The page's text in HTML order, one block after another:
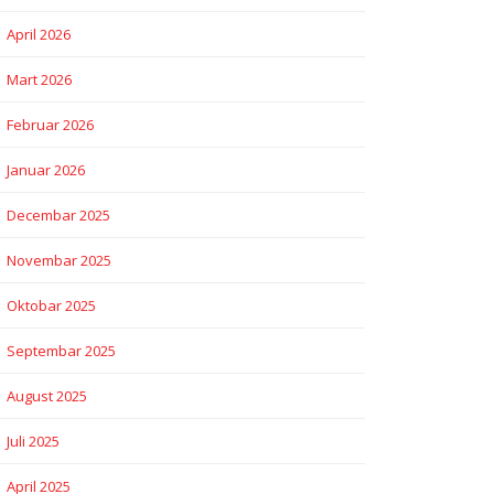
April 2026
Mart 2026
Februar 2026
Januar 2026
Decembar 2025
Novembar 2025
Oktobar 2025
Septembar 2025
August 2025
Juli 2025
April 2025